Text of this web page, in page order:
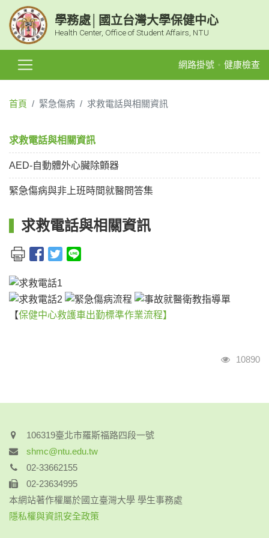
學務處│國立台灣大學保健中心
Health Center, Office of Student Affairs, NTU
網路掛號 健康檢查
首頁 緊急傷病 求救電話與相關資訊
求救電話與相關資訊
AED-自動體外心臟除顫器
緊急傷病與非上班時間就醫問答集
求救電話與相關資訊
【保健中心救護車出勤標準作業流程】
瀏覽人次
10890
106319臺北市羅斯福路四段一號
shmc@ntu.edu.tw
02-33662155
02-23634995
本網站著作權屬於國立臺灣大學 學生事務處
隱私權與資訊安全政策